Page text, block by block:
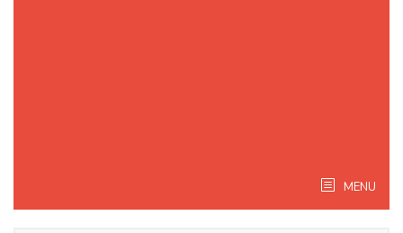
MENU